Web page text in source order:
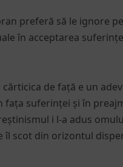
preferă să le ignore
în acceptarea
de față e un
fața suferinței și în
i l-a adus
îl scot din orizontul